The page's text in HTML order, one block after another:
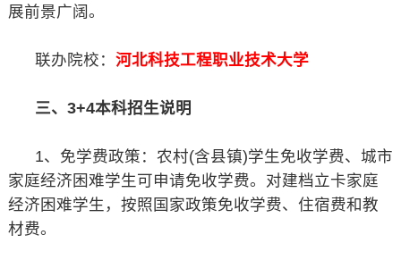
展前景广阔。
联办院校： 河北科技工程职业技术大学
三、3+4本科招生说明
1、免学费政策：农村(含县镇)学生免收学费、城市
家庭经济困难学生可申请免收学费。对建档立卡家庭
经济困难学生，按照国家政策免收学费、住宿费和教
材费。